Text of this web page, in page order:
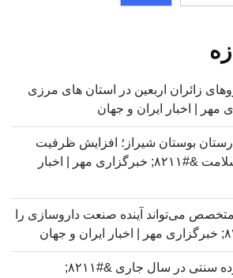
زائران اربعین در استان های مرزی
بوستان شیراز؛ افزایش ظرفیت
خدمات تخصصی سلامت &#۸۲۱۱; خبرگزاری مهر | اخبار
می‌تواند آینده صنعت داروسازی را
معرفی ۱۰۰ فرآورده سنتی در سال جاری &#۸۲۱۱;